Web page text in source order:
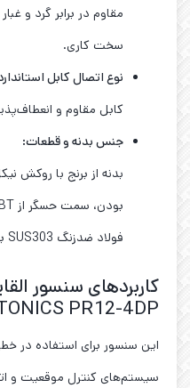
مقاوم در برابر گرد و
سخت کاری.
نوع اتصال کابل
کابل مقاوم و
جنس بدنه و قطعات:
بدنه از برنج با روکش
فولاد ضدزنگ SUS303 برای اتصال مطمئن.
کاربردهای سنسور
PR12-4DP
این سنسور برای استفاده در
سیستم‌های کنترل موقعیت و